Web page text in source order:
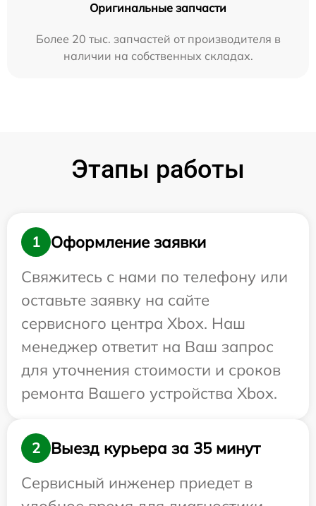
Оригинальные запчасти
Более 20 тыс. запчастей от производителя в
наличии на собственных складах.
Этапы работы
1
Оформление заявки
Свяжитесь с нами по телефону или
оставьте заявку на сайте
сервисного центра Xbox. Наш
менеджер ответит на Ваш запрос
для уточнения стоимости и сроков
ремонта Вашего устройства Xbox.
2
Выезд курьера за 35 минут
Сервисный инженер приедет в